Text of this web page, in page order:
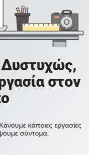
στον
κάποιες εργασίες
σύντομα.